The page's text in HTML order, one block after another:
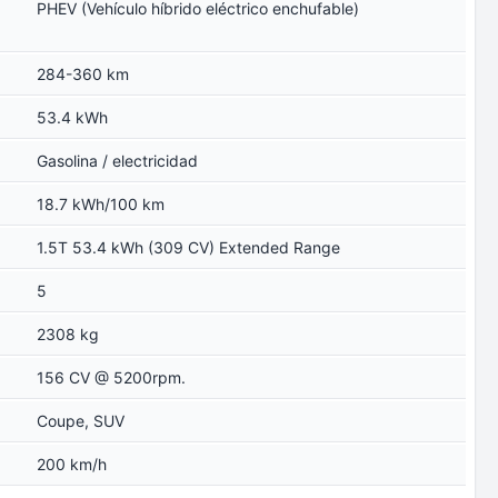
PHEV (Vehículo híbrido eléctrico enchufable)
284-360 km
53.4 kWh
Gasolina / electricidad
18.7 kWh/100 km
1.5T 53.4 kWh (309 CV) Extended Range
5
2308 kg
156 CV @ 5200rpm.
Coupe, SUV
200 km/h